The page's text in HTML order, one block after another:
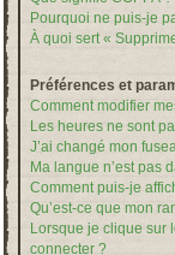
Pourquoi ne puis-je
À quoi sert «
Préférences et
Comment modifier
Les heures ne sont
J’ai changé mon
Ma langue n’est pas
Comment puis-je
Qu’est-ce que mon
Lorsque je clique sur
connecter ?